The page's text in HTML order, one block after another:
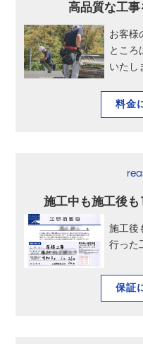
高品質な工
お客様
ところ
いたし
料金
施工中も施工後
施工後
行った
保証